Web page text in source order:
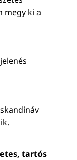
megy ki a
tartós